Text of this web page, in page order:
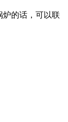
炉的话，可以联